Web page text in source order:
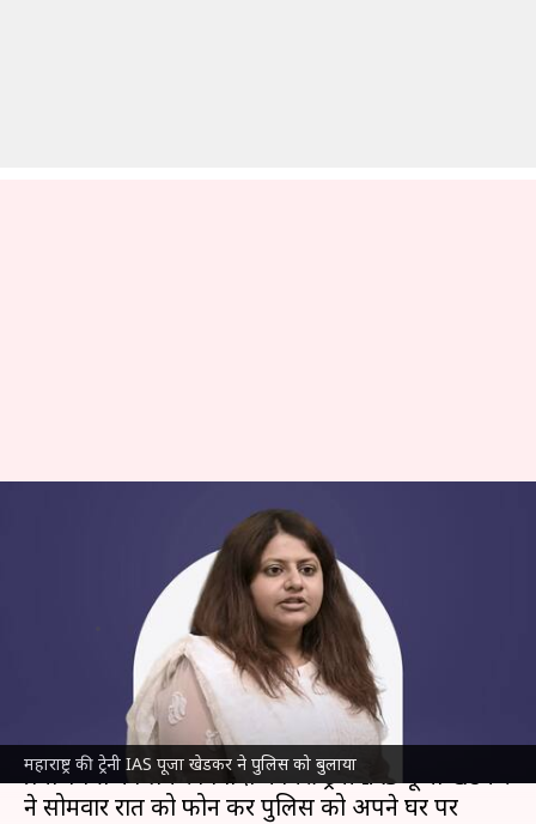
महाराष्ट्र की ट्रेनी IAS पूजा खेडकर ने पुलिस को बुलाया
महाराष्ट्र: ट्रेनी IAS पूजा खेडकर ने घर
पर पुलिस को बुलाया, 2 घंटे तक
बातचीत की
Jul 16, 2024 02:14 pm
महाराष्ट्रकेपुणेमें पद के दुरुपयोग और कथित फर्जी
प्रमाणपत्रों को लेकर विवादों में घिरीं ट्रेनी IAS पूजा खेडकर
ने सोमवार रात को फोन कर पुलिस को अपने घर पर